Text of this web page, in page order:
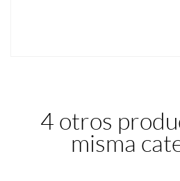
4 otros
misma